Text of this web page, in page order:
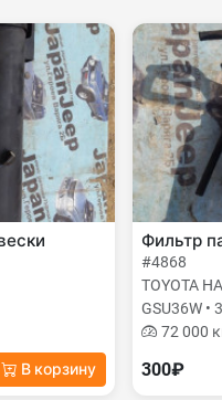
В корзину
Фильтр
#4868
TOYOTA
GSU36W •
72 000
300₽